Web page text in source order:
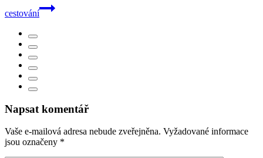
cestování
Napsat komentář
Vaše e-mailová adresa nebude zveřejněna. Vyžadované informace
jsou označeny *